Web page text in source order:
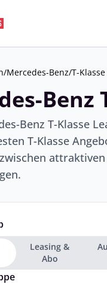
/Mercedes-Benz/T-Klasse
Benz
Benz T-Klasse
T-Klasse
Leasing &
Abo